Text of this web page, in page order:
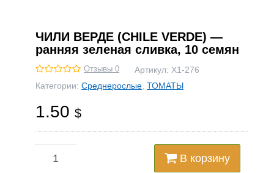
ЧИЛИ ВЕРДЕ (CHILE VERDE) —
ранняя зеленая сливка, 10 семян
Отзывы 0 Артикул: Х1-276
Категории: Среднерослые ТОМАТЫ
1.50 $
В корзину